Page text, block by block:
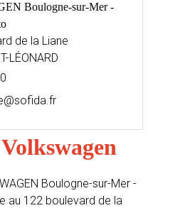
Boulogne-sur-Mer -
de la Liane
LÉONARD
Boulogne-sur-Mer -
au 122 boulevard de la